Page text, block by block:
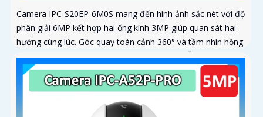
Camera IPC-S20EP-6M0S mang đến hình ảnh sắc nét với độ
phân giải 6MP kết hợp hai ống kính 3MP giúp quan sát hai
hướng cùng lúc. Góc quay toàn cảnh 360° và tầm nhìn hồng
ngoại 15m cho phép ghi hình rõ nét cả ngày lẫn đêm